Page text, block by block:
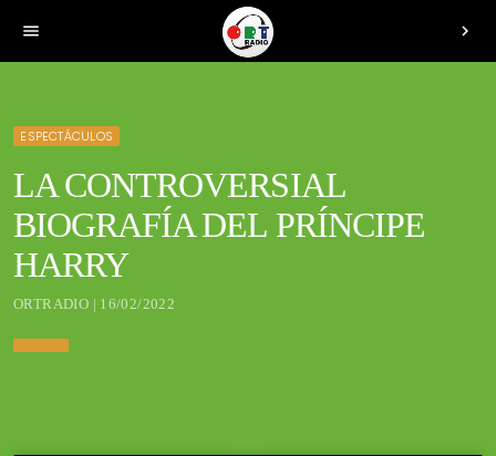
menu chevron_right
ESPECTÁCULOS
LA CONTROVERSIAL
BIOGRAFÍA DEL PRÍNCIPE
HARRY
ORTRADIO | 16/02/2022